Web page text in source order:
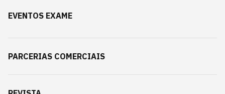
EVENTOS EXAME
PARCERIAS COMERCIAIS